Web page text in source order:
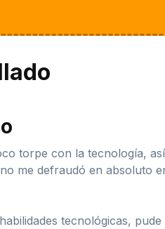
torpe con la tecnología,
me defraudó en absoluto
tecnológicas,